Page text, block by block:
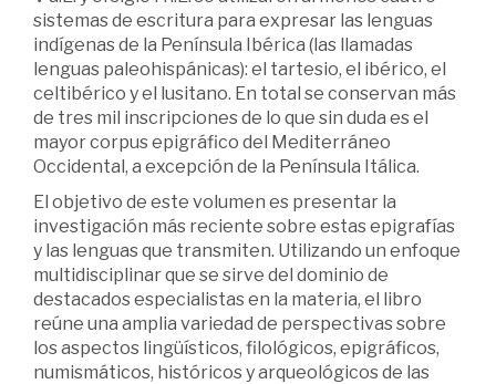
sistemas de escritura para expresar las lenguas
indígenas de la Península Ibérica (las llamadas
lenguas paleohispánicas): el tartesio, el ibérico, el
celtibérico y el lusitano. En total se conservan más
de tres mil inscripciones de lo que sin duda es el
mayor corpus epigráfico del Mediterráneo
Occidental, a excepción de la Península Itálica.
El objetivo de este volumen es presentar la
investigación más reciente sobre estas epigrafías
y las lenguas que transmiten. Utilizando un enfoque
multidisciplinar que se sirve del dominio de
destacados especialistas en la materia, el libro
reúne una amplia variedad de perspectivas sobre
los aspectos lingüísticos, filológicos, epigráficos,
numismáticos, históricos y arqueológicos de las